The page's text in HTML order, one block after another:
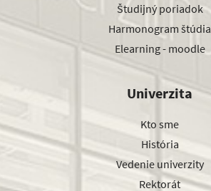
Študijný poriadok
Harmonogram štúdia
Elearning - moodle
Univerzita
Kto sme
História
Vedenie univerzity
Rektorát